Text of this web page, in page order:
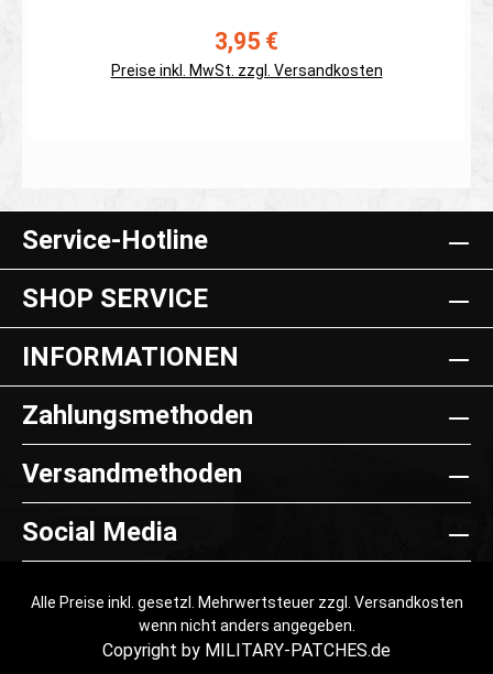
Regulärer Preis:
3,95 €
Preise inkl. MwSt. zzgl. Versandkosten
Service-Hotline
SHOP SERVICE
INFORMATIONEN
Zahlungsmethoden
Versandmethoden
Social Media
Alle Preise inkl. gesetzl. Mehrwertsteuer zzgl. Versandkosten
wenn nicht anders angegeben.
Copyright by MILITARY-PATCHES.de